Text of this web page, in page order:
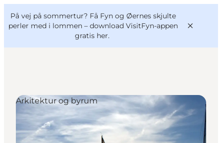
På vej på sommertur? Få Fyn og Øernes skjulte
perler med i lommen – download VisitFyn-appen
gratis her.
Oplevelser
Outdoor
Mad og drikke
VisitFyn
Deutsch
Arkitektur og byrum